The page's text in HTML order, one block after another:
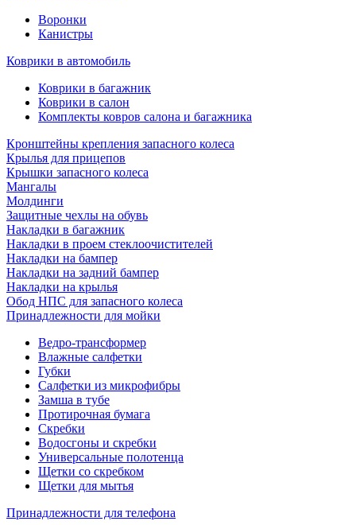
Воронки
Канистры
Коврики в автомобиль
Коврики в багажник
Коврики в салон
Комплекты ковров салона и багажника
Кронштейны крепления запасного колеса
Крылья для прицепов
Крышки запасного колеса
Мангалы
Молдинги
Защитные чехлы на обувь
Накладки в багажник
Накладки в проем стеклоочистителей
Накладки на бампер
Накладки на задний бампер
Накладки на крылья
Обод НПС для запасного колеса
Принадлежности для мойки
Ведро-трансформер
Влажные салфетки
Губки
Салфетки из микрофибры
Замша в тубе
Протирочная бумага
Скребки
Водосгоны и скребки
Универсальные полотенца
Щетки со скребком
Щетки для мытья
Принадлежности для телефона